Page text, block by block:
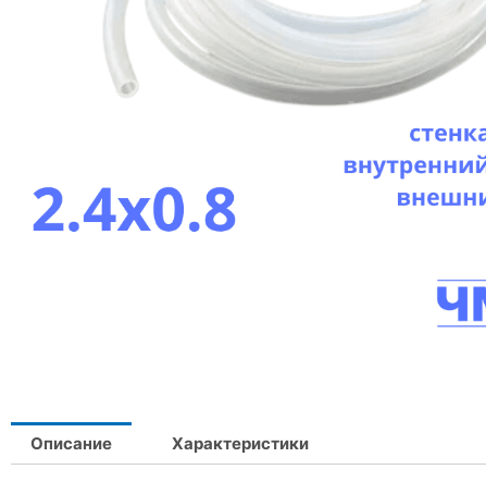
Описание Характеристики